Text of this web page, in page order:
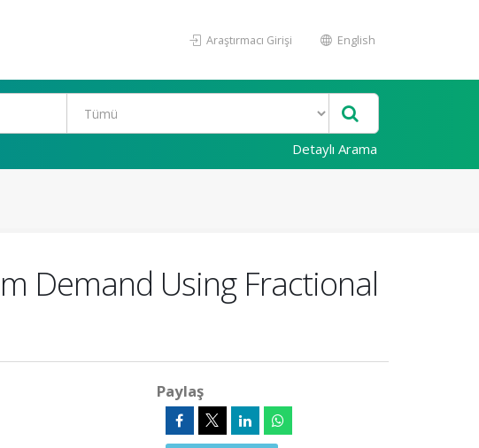
Araştırmacı Girişi English
Detaylı Arama
Demand Using Fractional
Paylaş